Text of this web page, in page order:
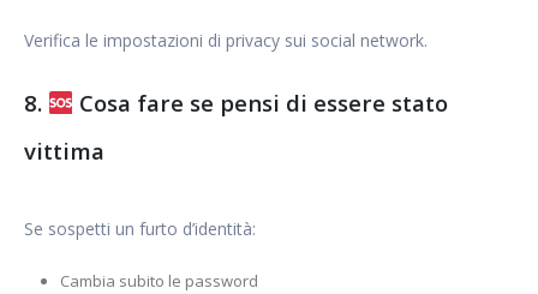
Verifica le impostazioni di privacy sui social network.
8.
Cosa fare se pensi di essere stato
vittima
Se sospetti un furto d’identità:
Cambia subito le password